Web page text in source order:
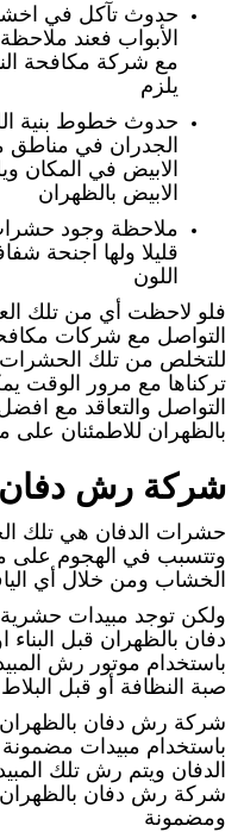
حدوث تآكل في
الأبواب فعند
مع شركة مكافحة
يلزم
حدوث خطوط بنية
الجدران في مناطق
الابيض في المكان
الابيض بالظهران
ملاحظة وجود حشرات
قليلا ولها اجنحة
اللون
فلو لاحظت أي من تلك
التواصل مع شركات
للتخلص من تلك الحشرات
تركناها مع مرور الوقت
التواصل والتعاقد مع
بالظهران للاطمئنان
شركة رش دفان
حشرات الدفان هي تلك
وتتسبب في الهجوم على
الخشاب ومن خلال أي
ولكن توجد مبيدات
دفان بالظهران قبل
باستخدام موتور رش
صبة النظافة أو قبل البلاط
شركة رش دفان
باستخدام مبيدات
الدفان ويتم رش تلك
شركة رش دفان
ومضمونة